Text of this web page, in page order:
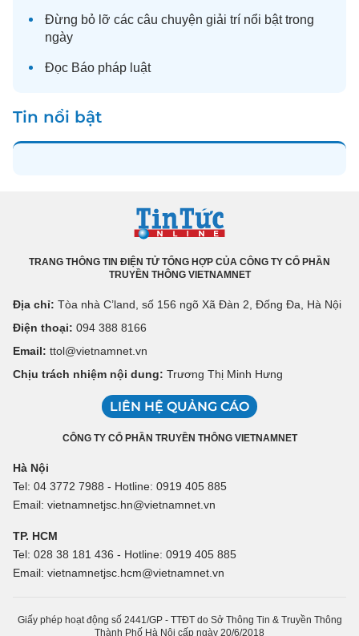
Đừng bỏ lỡ các câu chuyện giải trí nổi bật trong
ngày
Đọc Báo pháp luật
Tin nổi bật
TRANG THÔNG TIN ĐIỆN TỬ TỔNG HỢP CỦA CÔNG TY CỔ PHẦN
TRUYỀN THÔNG VIETNAMNET
Địa chỉ: Tòa nhà C’land, số 156 ngõ Xã Đàn 2, Đống Đa, Hà Nội
Điện thoại: 094 388 8166
Email: ttol@vietnamnet.vn
Chịu trách nhiệm nội dung: Trương Thị Minh Hưng
LIÊN HỆ QUẢNG CÁO
CÔNG TY CỔ PHẦN TRUYỀN THÔNG VIETNAMNET
Hà Nội
Tel: 04 3772 7988 - Hotline: 0919 405 885
Email: vietnamnetjsc.hn@vietnamnet.vn
TP. HCM
Tel: 028 38 181 436 - Hotline: 0919 405 885
Email: vietnamnetjsc.hcm@vietnamnet.vn
Giấy phép hoạt động số 2441/GP - TTĐT do Sở Thông Tin & Truyền Thông
Thành Phố Hà Nội cấp ngày 20/6/2018